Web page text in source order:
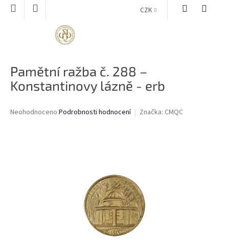
Přejít
CZK
Pamětní ražba č. 288 –
Konstantinovy lázně - erb
Průměrné
Neohodnoceno Podrobnosti hodnocení Značka: CMQC